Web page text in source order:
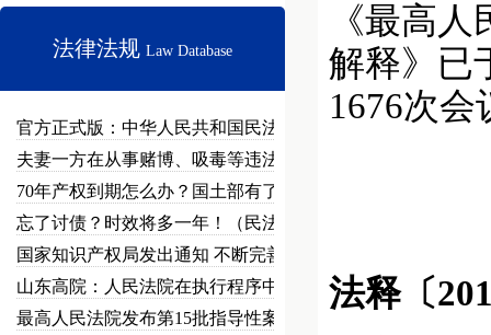
法律法规 Law Database
官方正式版：中华人民共和国民法总…
夫妻一方在从事赌博、吸毒等违法犯…
70年产权到期怎么办？国土部有了…
忘了讨债？时效将多一年！（民法草…
国家知识产权局发出通知 不断完善…
山东高院：人民法院在执行程序中可…
最高人民法院发布第15批指导性案…
《最高
解释》已
1676次
法释〔